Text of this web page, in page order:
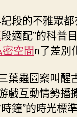
段的不雅眾
段適配”的科普
密空間n了差別
葉蟲圖案叫醒
戲互動情勢播
鐘”的時光標